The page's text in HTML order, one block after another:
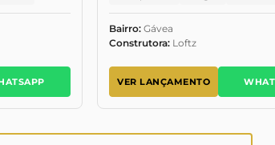
Bairro: Gávea
Construtora: Loftz
VER LANÇAMENTO